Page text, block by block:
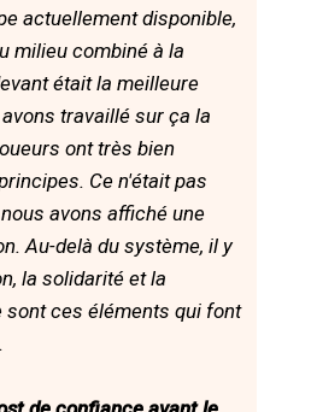
actuellement disponible,
milieu combiné à la
était la meilleure
travaillé sur ça la
ont très bien
Ce n'était pas
avons affiché une
Au-delà du système, il y
la solidarité et la
sont ces éléments qui font